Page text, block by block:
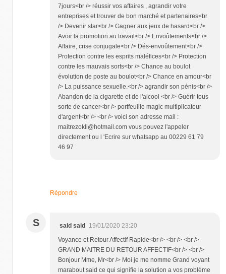
7jours<br /> réussir vos affaires , agrandir votre
entreprises et trouver de bon marché et partenaires<br
/> Devenir star<br /> Gagner aux jeux de hasard<br />
Avoir la promotion au travail<br /> Envoûtements<br />
Affaire, crise conjugale<br /> Dés-envoûtement<br />
Protection contre les esprits maléfices<br /> Protection
contre les mauvais sorts<br /> Chance au boulot
évolution de poste au boulot<br /> Chance en amour<br
/> La puissance sexuelle.<br /> agrandir son pénis<br />
Abandon de la cigarette et de l'alcool <br /> Guérir tous
sorte de cancer<br /> portfeuille magic multiplicateur
d'argent<br /> <br /> voici son adresse mail :
maitrezokli@hotmail.com vous pouvez l'appeler
directement ou l 'Ecrire sur whatsapp au 00229 61 79
46 97
Répondre
S said said 19/01/2020 23:20
Voyance et Retour Affectif Rapide<br /> <br /> <br />
GRAND MAITRE DU RETOUR AFFECTIF<br /> <br />
Bonjour Mme, Mr<br /> Moi je me nomme Grand voyant
marabout said ce qui signifie la solution a vos problème